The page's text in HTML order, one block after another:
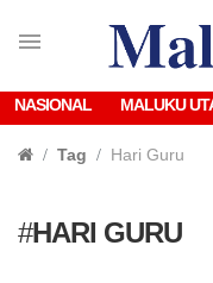
NASIONAL MALUKU
Tag Hari Guru
#HARI GURU